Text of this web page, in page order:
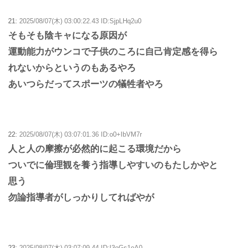
21: 2025/08/07(木) 03:00:22.43 ID:SjpLHq2u0
そもそも陰キャになる原因が
運動能力がウンコで子供のころに自己肯定感を得ら
れないからというのもあるやろ
あいつらだってスポーツの犠牲者やろ
22: 2025/08/07(木) 03:07:01.36 ID:o0+IbVM7r
人と人の摩擦が必然的に起こる環境だから
ついでに倫理観を養う指導しやすいのもたしかやと
思う
勿論指導者がしっかりしてればやが